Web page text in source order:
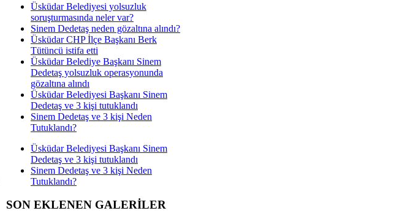
Üsküdar Belediyesi yolsuzluk
soruşturmasında neler var?
Sinem Dedetaş neden gözaltına alındı?
Üsküdar CHP İlçe Başkanı Berk
Tütüncü istifa etti
Üsküdar Belediye Başkanı Sinem
Dedetaş yolsuzluk operasyonunda
gözaltına alındı
Üsküdar Belediyesi Başkanı Sinem
Dedetaş ve 3 kişi tutuklandı
Sinem Dedetaş ve 3 kişi Neden
Tutuklandı?
Üsküdar Belediyesi Başkanı Sinem
Dedetaş ve 3 kişi tutuklandı
Sinem Dedetaş ve 3 kişi Neden
Tutuklandı?
SON EKLENEN GALERİLER